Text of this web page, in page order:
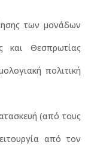
των μονάδων
και Θεσπρωτίας
πολιτική
(από τους
από τον